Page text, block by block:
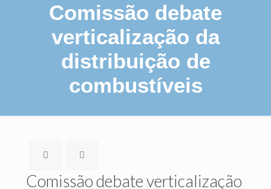
Comissão debate
verticalização da
distribuição de
combustíveis
Comissão debate verticalização